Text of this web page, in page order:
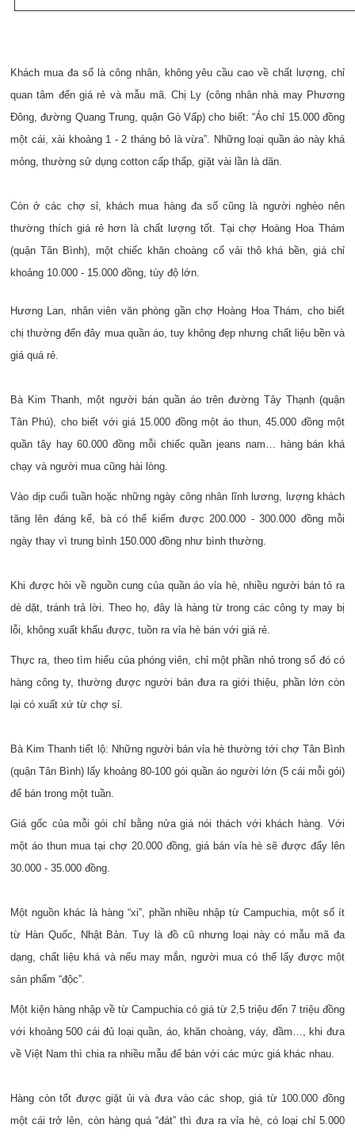
Khách mua đa số là công nhân, không yêu cầu cao về chất lượng, chỉ
quan tâm đến giá rẻ và mẫu mã. Chị Ly (công nhân nhà may Phương
Đông, đường Quang Trung, quận Gò Vấp) cho biết: “Áo chỉ 15.000 đồng
một cái, xài khoảng 1 - 2 tháng bỏ là vừa”. Những loại quần áo này khá
mỏng, thường sử dụng cotton cấp thấp, giặt vài lần là dãn.
Còn ở các chợ sỉ, khách mua hàng đa số cũng là người nghèo nên
thường thích giá rẻ hơn là chất lượng tốt. Tại chợ Hoàng Hoa Thám
(quận Tân Bình), một chiếc khăn choàng cổ vải thô khá bền, giá chỉ
khoảng 10.000 - 15.000 đồng, tùy độ lớn.
Hương Lan, nhân viên văn phòng gần chợ Hoàng Hoa Thám, cho biết
chị thường đến đây mua quần áo, tuy không đẹp nhưng chất liệu bền và
giá quá rẻ.
Bà Kim Thanh, một người bán quần áo trên đường Tây Thạnh (quận
Tân Phú), cho biết với giá 15.000 đồng một áo thun, 45.000 đồng một
quần tây hay 60.000 đồng mỗi chiếc quần jeans nam… hàng bán khá
chạy và người mua cũng hài lòng.
Vào dịp cuối tuần hoặc những ngày công nhân lĩnh lương, lượng khách
tăng lên đáng kể, bà có thể kiếm được 200.000 - 300.000 đồng mỗi
ngày thay vì trung bình 150.000 đồng như bình thường.
Khi được hỏi về nguồn cung của quần áo vỉa hè, nhiều người bán tỏ ra
dè dặt, tránh trả lời. Theo họ, đây là hàng từ trong các công ty may bị
lỗi, không xuất khẩu được, tuồn ra vỉa hè bán với giá rẻ.
Thực ra, theo tìm hiểu của phóng viên, chỉ một phần nhỏ trong số đó có
hàng công ty, thường được người bán đưa ra giới thiệu, phần lớn còn
lại có xuất xứ từ chợ sỉ.
Bà Kim Thanh tiết lộ: Những người bán vỉa hè thường tới chợ Tân Bình
(quận Tân Bình) lấy khoảng 80-100 gói quần áo người lớn (5 cái mỗi gói)
để bán trong một tuần.
Giá gốc của mỗi gói chỉ bằng nửa giá nói thách với khách hàng. Với
một áo thun mua tại chợ 20.000 đồng, giá bán vỉa hè sẽ được đẩy lên
30.000 - 35.000 đồng.
Một nguồn khác là hàng “xi”, phần nhiều nhập từ Campuchia, một số ít
từ Hàn Quốc, Nhật Bản. Tuy là đồ cũ nhưng loại này có mẫu mã đa
dạng, chất liệu khá và nếu may mắn, người mua có thể lấy được một
sản phẩm “độc”.
Một kiện hàng nhập về từ Campuchia có giá từ 2,5 triệu đến 7 triệu đồng
với khoảng 500 cái đủ loại quần, áo, khăn choàng, váy, đầm…, khi đưa
về Việt Nam thì chia ra nhiều mẫu để bán với các mức giá khác nhau.
Hàng còn tốt được giặt ủi và đưa vào các shop, giá từ 100.000 đồng
một cái trở lên, còn hàng quá “đát” thì đưa ra vỉa hè, có loại chỉ 5.000